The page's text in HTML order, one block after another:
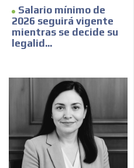
Salario mínimo de
2026 seguirá vigente
mientras se decide su
legalid...